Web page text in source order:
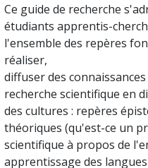
Ce guide de recherche
étudiants apprentis-
l'ensemble des repères
réaliser,
diffuser des
recherche scientifique en
des cultures : repères
théoriques (qu'est-ce un
scientifique à propos de
apprentissage des